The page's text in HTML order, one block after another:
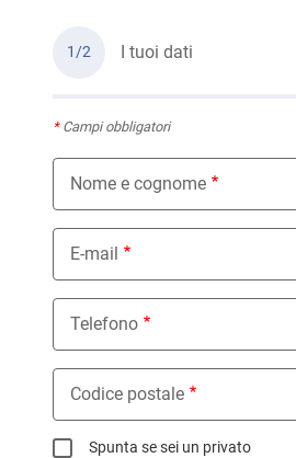
1/2 I tuoi dati
*Campi obbligatori
Nome e cognome
E-mail
Telefono
Codice postale
Spunta se sei un privato